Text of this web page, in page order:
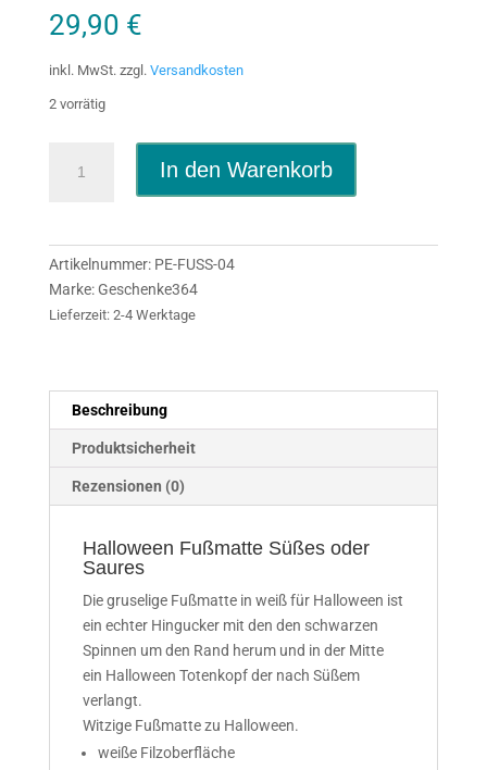
29,90 €
inkl. MwSt. zzgl. Versandkosten
2 vorrätig
Fußmatte
In den Warenkorb
Artikelnummer: PE-FUSS-04
Marke:Geschenke364
Lieferzeit: 2-4 Werktage
Beschreibung
Produktsicherheit
Rezensionen (0)
Halloween Fußmatte Süßes oder
Saures
Die gruselige Fußmatte in weiß für Halloween ist
ein echter Hingucker mit den den schwarzen
Spinnen um den Rand herum und in der Mitte
ein Halloween Totenkopf der nach Süßem
verlangt.
Witzige Fußmatte zu Halloween.
weiße Filzoberfläche